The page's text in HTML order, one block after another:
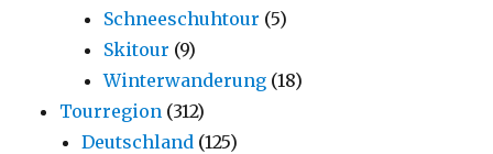
Schneeschuhtour (5)
Skitour (9)
Winterwanderung (18)
Tourregion (312)
Deutschland (125)